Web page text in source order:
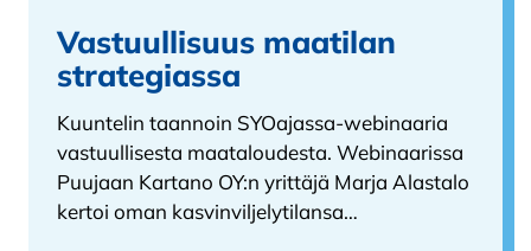
Vastuullisuus maatilan
strategiassa
Kuuntelin taannoin SYOajassa-webinaaria
vastuullisesta maataloudesta. Webinaarissa
Puujaan Kartano OY:n yrittäjä Marja Alastalo
kertoi oman kasvinviljelytilansa…